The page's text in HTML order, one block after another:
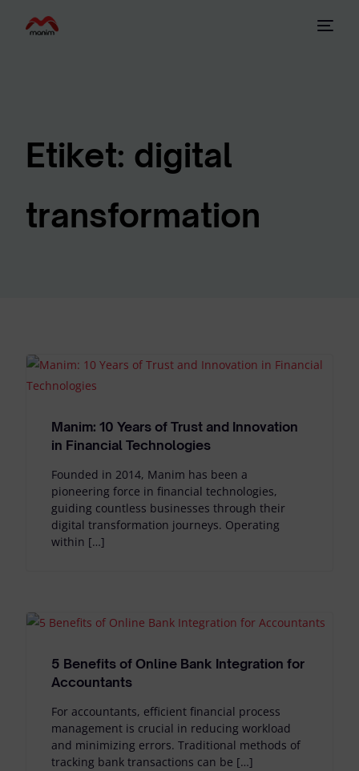
Etiket: digital
transformation
Manim: 10 Years of Trust and Innovation
in Financial Technologies
Founded in 2014, Manim has been a
pioneering force in financial technologies,
guiding countless businesses through their
digital transformation journeys. Operating
within […]
5 Benefits of Online Bank Integration for
Accountants
For accountants, efficient financial process
management is crucial in reducing workload
and minimizing errors. Traditional methods of
tracking bank transactions can be […]